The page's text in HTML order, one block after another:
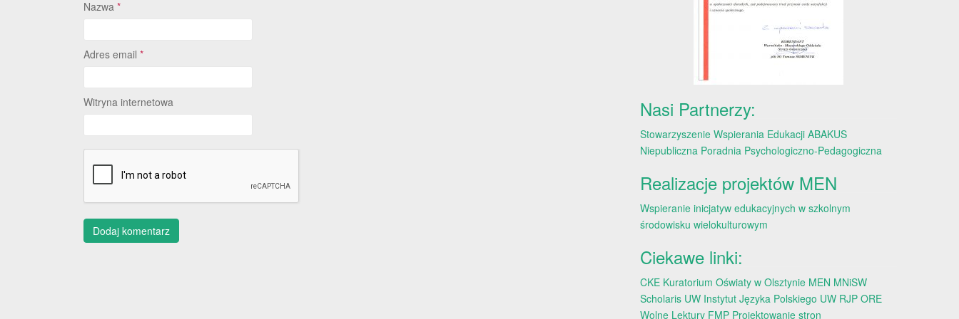
Nazwa *
Adres email *
Witryna internetowa Nasi Partnerzy:
Stowarzyszenie Wspierania Edukacji ABAKUS
Niepubliczna Poradnia Psychologiczno-Pedagogiczna
Realizacje projektów MEN
Wspieranie inicjatyw edukacyjnych w szkolnym
środowisku wielokulturowym
Ciekawe linki:
CKE Kuratorium Oświaty w Olsztynie MEN MNiSW
Scholaris UW Instytut Języka Polskiego UW RJP ORE
Wolne Lektury FMP Projektowanie stron